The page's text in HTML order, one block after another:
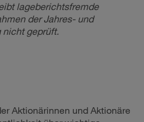
lageberichtsfremde
der Jahres- und
nicht geprüft.
Aktionärinnen und Aktionäre